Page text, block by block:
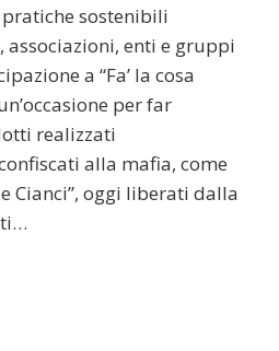
sostenibili
associazioni, enti e gruppi
a “Fa’ la cosa
per far
realizzati
alla mafia, come
Cianci”, oggi liberati dalla